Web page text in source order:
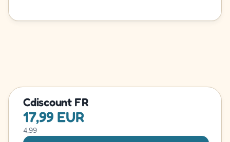
Cdiscount FR
17,99 EUR
4,99